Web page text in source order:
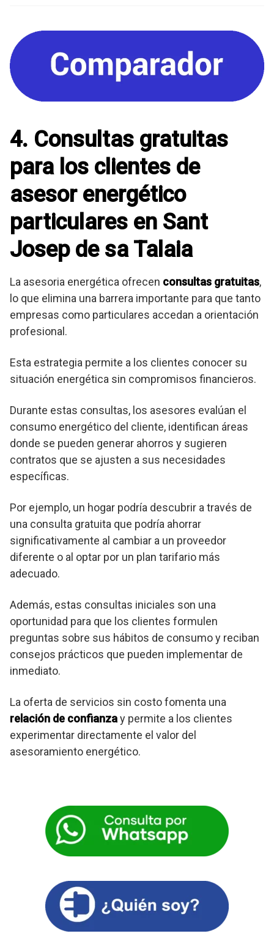
4. Consultas gratuitas
para los clientes de
asesor energético
particulares en Sant
Josep de sa Talaia
La asesoria energética ofrecen consultas gratuitas,
lo que elimina una barrera importante para que tanto
empresas como particulares accedan a orientación
profesional.
Esta estrategia permite a los clientes conocer su
situación energética sin compromisos financieros.
Durante estas consultas, los asesores evalúan el
consumo energético del cliente, identifican áreas
donde se pueden generar ahorros y sugieren
contratos que se ajusten a sus necesidades
específicas.
Por ejemplo, un hogar podría descubrir a través de
una consulta gratuita que podría ahorrar
significativamente al cambiar a un proveedor
diferente o al optar por un plan tarifario más
adecuado.
Además, estas consultas iniciales son una
oportunidad para que los clientes formulen
preguntas sobre sus hábitos de consumo y reciban
consejos prácticos que pueden implementar de
inmediato.
La oferta de servicios sin costo fomenta una
relación de confianzay permite a los clientes
experimentar directamente el valor del
asesoramiento energético.